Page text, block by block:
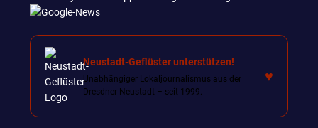
Neustadt-Geflüster unterstützen!
Unabhängiger Lokaljournalismus aus der
Dresdner Neustadt – seit 1999.
♥